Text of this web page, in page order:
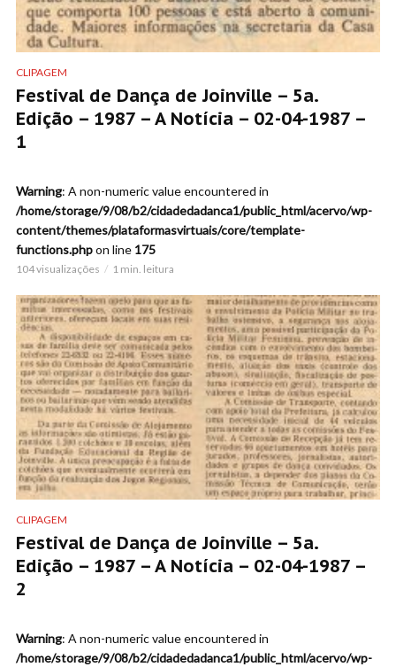
CLIPAGEM
Festival de Dança de Joinville – 5a.
Edição – 1987 – A Notícia – 02-04-1987 –
1
Warning: A non-numeric value encountered in
/home/storage/9/08/b2/cidadedadanca1/public_html/acervo/wp-
content/themes/plataformasvirtuais/core/template-
functions.phpon line 175
104 visualizações 1 min. leitura
CLIPAGEM
Festival de Dança de Joinville – 5a.
Edição – 1987 – A Notícia – 02-04-1987 –
2
Warning: A non-numeric value encountered in
/home/storage/9/08/b2/cidadedadanca1/public_html/acervo/wp-